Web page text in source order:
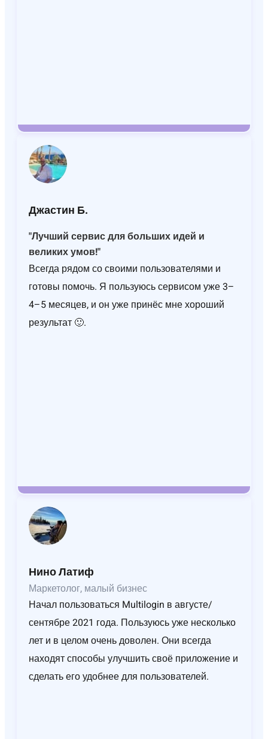
Джастин Б.
"Лучший сервис для больших идей и
великих умов!"
Всегда рядом со своими пользователями и
готовы помочь. Я пользуюсь сервисом уже 3–
4–5 месяцев, и он уже принёс мне хороший
результат 🙂.
Нино Латиф
Маркетолог, малый бизнес
Начал пользоваться Multilogin в августе/
сентябре 2021 года. Пользуюсь уже несколько
лет и в целом очень доволен. Они всегда
находят способы улучшить своё приложение и
сделать его удобнее для пользователей.